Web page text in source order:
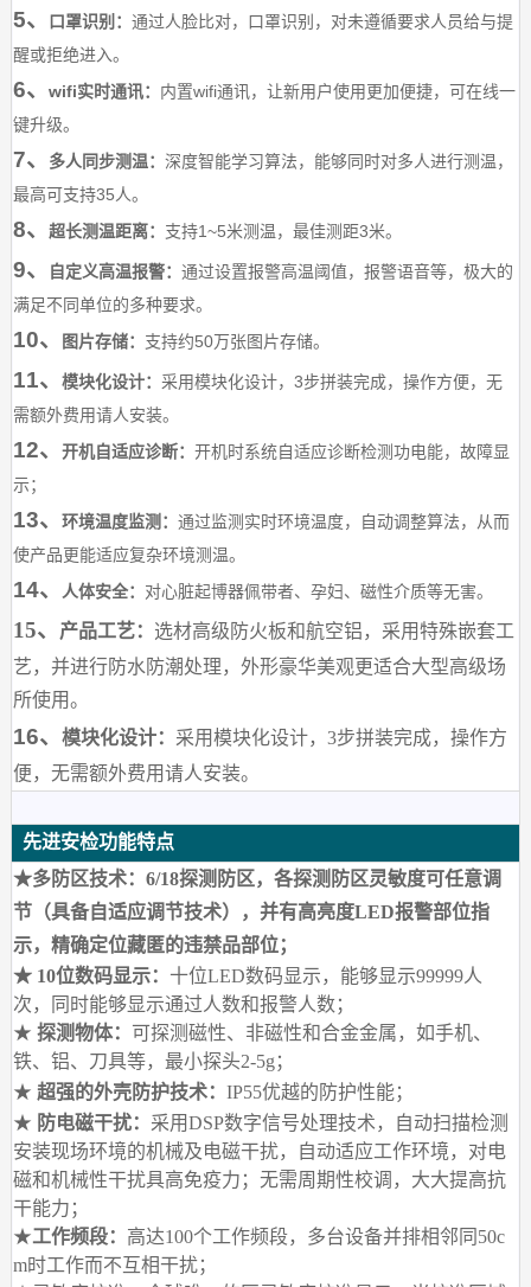
5、 口罩识别： 通过人脸比对，口罩识别，对未遵循要求人员给与提
醒或拒绝进入。
6、 wifi实时通讯： 内置wifi通讯，让新用户使用更加便捷，可在线一
键升级。
7、 多人同步测温： 深度智能学习算法，能够同时对多人进行测温，
最高可支持35人。
8、 超长测温距离： 支持1~5米测温，最佳测距3米。
9、 自定义高温报警： 通过设置报警高温阈值，报警语音等，极大的
满足不同单位的多种要求。
10、 图片存储： 支持约50万张图片存储。
11、 模块化设计： 采用模块化设计， 3步拼装完成，操作方便，无
需额外费用请人安装。
12、 开机自适应诊断： 开机时系统自适应诊断检测功电能，故障显
示；
13、 环境温度监测： 通过监测实时环境温度，自动调整算法，从而
使产品更能适应复杂环境测温。
14、 人体安全： 对心脏起博器佩带者、孕妇、磁性介质等无害。
15、 产品工艺： 选材高级防火板和航空铝，采用特殊嵌套工
艺，并进行防水防潮处理，外形豪华美观更适合大型高级场
所使用。
16、 模块化设计： 采用模块化设计，3步拼装完成，操作方
便，无需额外费用请人安装。
先进安检功能特点
★多防区技术：6/18探测防区，各探测防区灵敏度可任意调
节（具备自适应调节技术），并有高亮度LED报警部位指
示，精确定位藏匿的违禁品部位；
★ 10位数码显示： 十位LED数码显示，能够显示99999人
次，同时能够显示通过人数和报警人数；
★ 探测物体： 可探测磁性、非磁性和合金金属，如手机、
铁、铝、刀具等，最小探头2-5g；
★ 超强的外壳防护技术： IP55优越的防护性能；
★ 防电磁干扰： 采用DSP数字信号处理技术，自动扫描检测
安装现场环境的机械及电磁干扰，自动适应工作环境，对电
磁和机械性干扰具高免疫力；无需周期性校调，大大提高抗
干能力；
★工作频段： 高达100个工作频段，多台设备并排相邻同50c
m时工作而不互相干扰；